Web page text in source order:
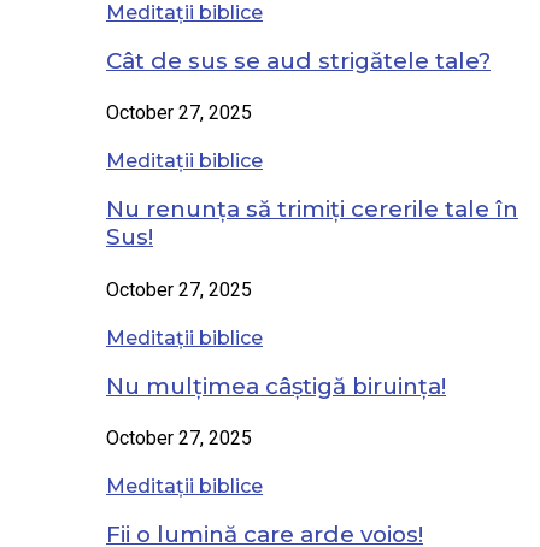
Meditații biblice
Cât de sus se aud strigătele tale?
October 27, 2025
Meditații biblice
Nu renunța să trimiți cererile tale în
Sus!
October 27, 2025
Meditații biblice
Nu mulțimea câștigă biruința!
October 27, 2025
Meditații biblice
Fii o lumină care arde voios!